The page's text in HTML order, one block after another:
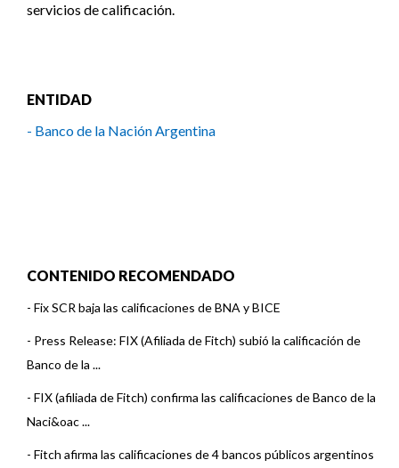
servicios de calificación.
ENTIDAD
- Banco de la Nación Argentina
CONTENIDO RECOMENDADO
- Fix SCR baja las calificaciones de BNA y BICE
- Press Release: FIX (Afiliada de Fitch) subió la calificación de
Banco de la ...
- FIX (afiliada de Fitch) confirma las calificaciones de Banco de la
Naci&oac ...
- Fitch afirma las calificaciones de 4 bancos públicos argentinos